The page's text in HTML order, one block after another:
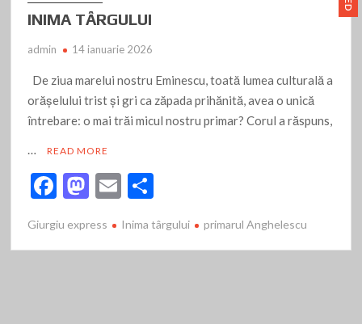
INIMA TÂRGULUI
admin 14 ianuarie 2026
De ziua marelui nostru Eminescu, toată lumea culturală a
orășelului trist și gri ca zăpada prihănită, avea o unică
întrebare: o mai trăi micul nostru primar? Corul a răspuns,
…
READ MORE
F
e
M
to
E
ai ta
Giurgiu express Inima târgului primarul Anghelescu